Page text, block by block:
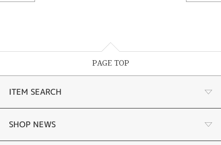
パワーセービング状態の場合：約22ヵ月
12/24時間制表示切替
曜日表示（英・西・仏・独・伊・露の6ヵ国語切替）
（ホノルル）、（アンカレジ）、バンクーバー、ロサンゼルス、エドモント
ン、デンバー、メキシコシティ、シカゴ、マイアミ、トロント、ニューヨー
ク、ハリファックス、セントジョンズ ／アメリカの標準電波 WWVB
PAGE TOP
ITEM SEARCH
婚約指輪
SHOP NEWS